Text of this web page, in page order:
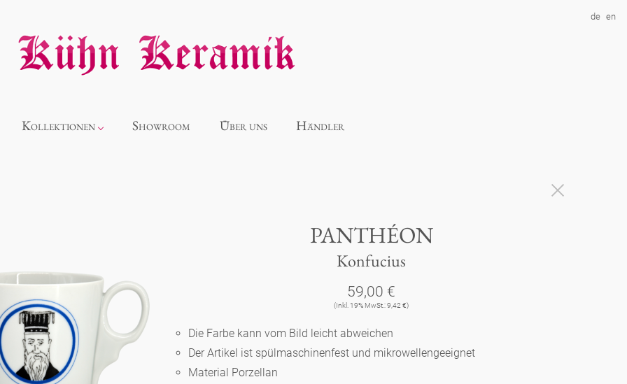
de en
Kollektionen
Souvenir
Berlin
Showroom Über uns Händler
PANTHÉON
Konfucius
59,00 €
(Inkl. 19% MwSt.: 9,42 €)
Die Farbe kann vom Bild leicht abweichen
Der Artikel ist spülmaschinenfest und mikrowellengeeignet
Material Porzellan